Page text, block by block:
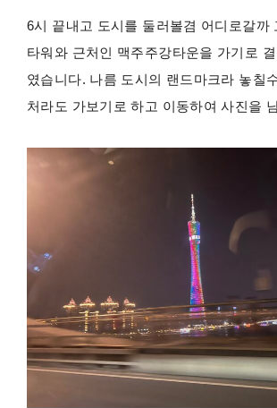
6시 끝내고 도시를 둘러볼겸 어디로갈까
타워와 근처인 맥주주강타운을 가기로
였습니다. 나름 도시의 랜드마크라 놓칠
처라도 가보기로 하고 이동하여 사진을